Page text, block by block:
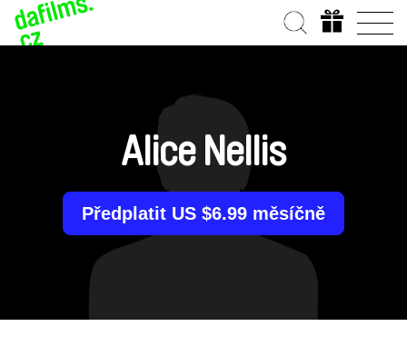
Alice Nellis
Předplatit US $6.99 měsíčně